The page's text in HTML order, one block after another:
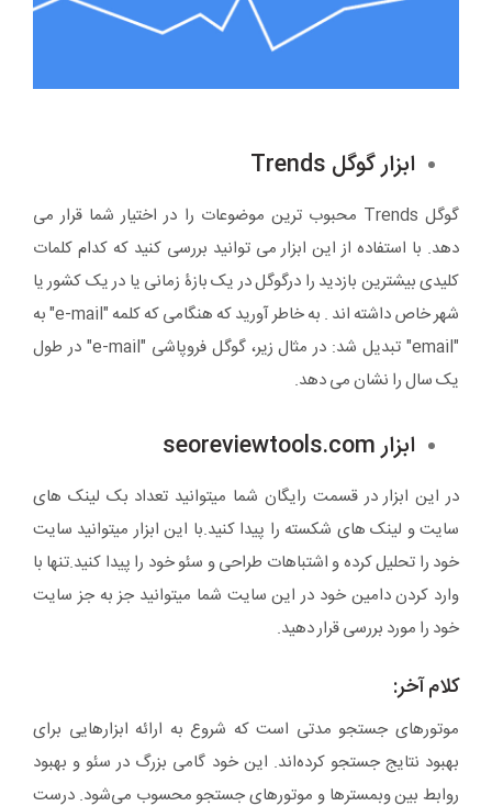
ابزار گوگل Trends
گوگل Trends محبوب ترین موضوعات را در اختیار شما قرار می
دهد. با استفاده از این ابزار می توانید بررسی کنید که کدام کلمات
کلیدی بیشترین بازدید را درگوگل در یک بازۀ زمانی یا در یک کشور یا
شهر خاص داشته اند . به خاطر آورید که هنگامی که کلمه "e-mail" به
"email" تبدیل شد: در مثال زیر، گوگل فروپاشی "e-mail" در طول
یک سال را نشان می دهد.
ابزار seoreviewtools.com
در این ابزار در قسمت رایگان شما میتوانید تعداد بک لینک های
سایت و لینک های شکسته را پیدا کنید.با این ابزار میتوانید سایت
خود را تحلیل کرده و اشتباهات طراحی و سئو خود را پیدا کنید.تنها با
وارد کردن دامین خود در این سایت شما میتوانید جز به جز سایت
خود را مورد بررسی قرار دهید.
کلام آخر:
موتورهای جستجو مدتی است که شروع به ارائه ابزارهایی برای
بهبود نتایج جستجو کرده‌اند. این خود گامی بزرگ در سئو و بهبود
روابط بین وبمسترها و موتورهای جستجو محسوب می‌شود. درست